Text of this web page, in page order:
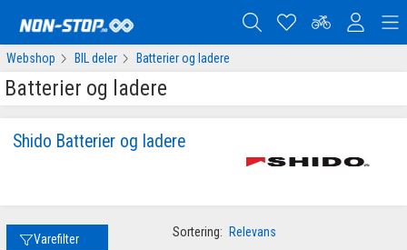
Webshop BIL deler Batterier og ladere
Batterier og ladere
Shido Batterier og ladere
Varefilter Sortering: Relevans